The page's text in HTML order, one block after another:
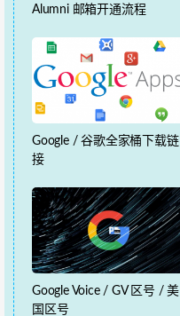
Alumni 邮箱开通流程
Google / 谷歌全家桶下载链
接
Google Voice / GV 区号 / 美
国区号